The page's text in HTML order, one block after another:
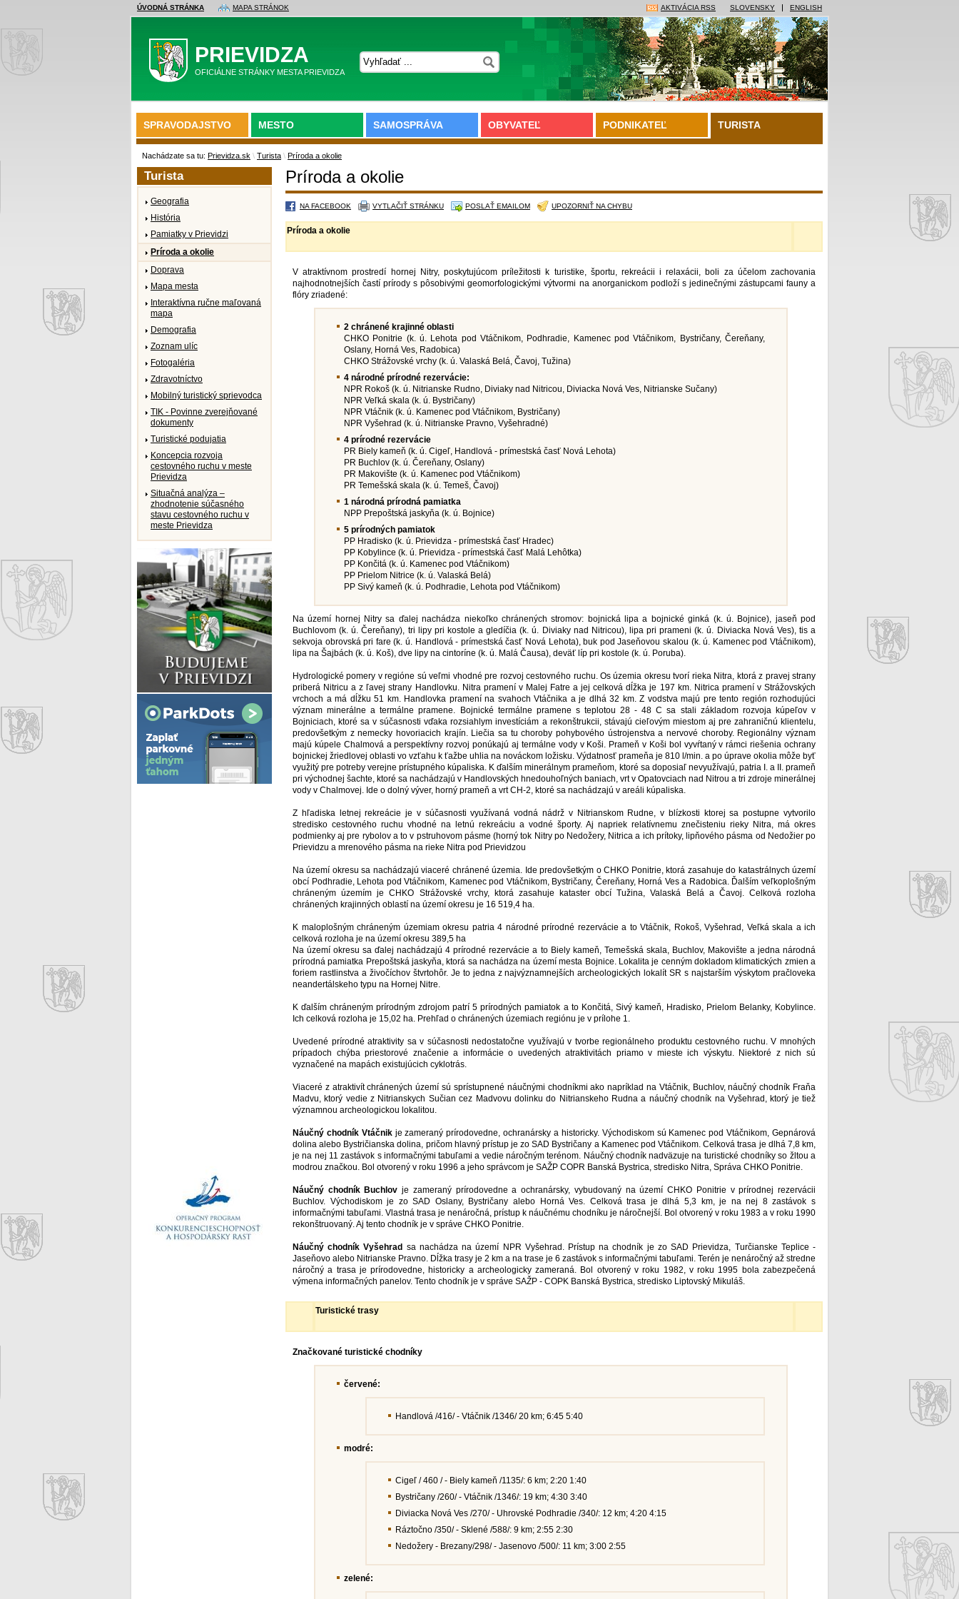
ÚVODNÁ STRÁNKA MAPA STRÁNOK SLOVENSKY ENGLISH
AKTIVÁCIA RSS
PRIEVIDZA
OFICIÁLNE STRÁNKY MESTA PRIEVIDZA
SPRAVODAJSTVO MESTO SAMOSPRÁVA OBYVATEĽ PODNIKATEĽ TURISTA
Nachádzate sa tu: Prievidza.sk \ Turista \ Príroda a okolie
Príroda a okolie
NA FACEBOOK VYTLAČIŤ STRÁNKU POSLAŤ EMAILOM UPOZORNIŤ NA CHYBU
Príroda a okolie
V atraktívnom prostredí hornej Nitry, poskytujúcom príležitosti k turistike, športu, rekreácii i relaxácii, boli za účelom zachovania
najhodnotnejších častí prírody s pôsobivými geomorfologickými výtvormi na anorganickom podloží s jedinečnými zástupcami fauny a
flóry zriadené:
2 chránené krajinné oblasti
CHKO Ponitrie (k. ú. Lehota pod Vtáčnikom, Podhradie, Kamenec pod Vtáčnikom, Bystričany, Čereňany,
Oslany, Horná Ves, Radobica)
CHKO Strážovské vrchy (k. ú. Valaská Belá, Čavoj, Tužina)
4 národné prírodné rezervácie:
NPR Rokoš (k. ú. Nitrianske Rudno, Diviaky nad Nitricou, Diviacka Nová Ves, Nitrianske Sučany)
NPR Veľká skala (k. ú. Bystričany)
NPR Vtáčnik (k. ú. Kamenec pod Vtáčnikom, Bystričany)
NPR Vyšehrad (k. ú. Nitrianske Pravno, Vyšehradné)
4 prírodné rezervácie
PR Biely kameň (k. ú. Cigeľ, Handlová - prímestská časť Nová Lehota)
PR Buchlov (k. ú. Čereňany, Oslany)
PR Makovište (k. ú. Kamenec pod Vtáčnikom)
PR Temešská skala (k. ú. Temeš, Čavoj)
1 národná prírodná pamiatka
NPP Prepoštská jaskyňa (k. ú. Bojnice)
5 prírodných pamiatok
PP Hradisko (k. ú. Prievidza - prímestská časť Hradec)
PP Kobylince (k. ú. Prievidza - prímestská časť Malá Lehôtka)
PP Končitá (k. ú. Kamenec pod Vtáčnikom)
PP Prielom Nitrice (k. ú. Valaská Belá)
PP Sivý kameň (k. ú. Podhradie, Lehota pod Vtáčnikom)
Na území hornej Nitry sa ďalej nachádza niekoľko chránených stromov: bojnická lipa a bojnické ginká (k. ú. Bojnice), jaseň pod
Buchlovom (k. ú. Čereňany), tri lipy pri kostole a gledíčia (k. ú. Diviaky nad Nitricou), lipa pri prameni (k. ú. Diviacka Nová Ves), tis a
sekvoja obrovská pri fare (k. ú. Handlová - prímestská časť Nová Lehota), buk pod Jaseňovou skalou (k. ú. Kamenec pod Vtáčnikom),
lipa na Šajbách (k. ú. Koš), dve lipy na cintoríne (k. ú. Malá Čausa), deväť líp pri kostole (k. ú. Poruba).
Hydrologické pomery v regióne sú veľmi vhodné pre rozvoj cestovného ruchu. Os územia okresu tvorí rieka Nitra, ktorá z pravej strany
priberá Nitricu a z ľavej strany Handlovku. Nitra pramení v Malej Fatre a jej celková dĺžka je 197 km. Nitrica pramení v Strážovských
vrchoch a má dĺžku 51 km. Handlovka pramení na svahoch Vtáčnika a je dlhá 32 km. Z vodstva majú pre tento región rozhodujúci
význam minerálne a termálne pramene. Bojnické termálne pramene s teplotou 28 - 48 C sa stali základom rozvoja kúpeľov v
Bojniciach, ktoré sa v súčasnosti vďaka rozsiahlym investíciám a rekonštrukcii, stávajú cieľovým miestom aj pre zahraničnú klientelu,
predovšetkým z nemecky hovoriacich krajín. Liečia sa tu choroby pohybového ústrojenstva a nervové choroby. Regionálny význam
majú kúpele Chalmová a perspektívny rozvoj ponúkajú aj termálne vody v Koši. Prameň v Koši bol vyvŕtaný v rámci riešenia ochrany
bojnickej žriedlovej oblasti vo vzťahu k ťažbe uhlia na nováckom ložisku. Výdatnosť prameňa je 810 l/min. a po úprave okolia môže byť
využitý pre potreby verejne prístupného kúpaliska. K ďalším minerálnym prameňom, ktoré sa doposiaľ nevyužívajú, patria I. a II. prameň
pri východnej šachte, ktoré sa nachádzajú v Handlovských hnedouhoľných baniach, vrt v Opatovciach nad Nitrou a tri zdroje minerálnej
vody v Chalmovej. Ide o dolný výver, horný prameň a vrt CH-2, ktoré sa nachádzajú v areáli kúpaliska.
Z hľadiska letnej rekreácie je v súčasnosti využívaná vodná nádrž v Nitrianskom Rudne, v blízkosti ktorej sa postupne vytvorilo
stredisko cestovného ruchu vhodné na letnú rekreáciu a vodné športy. Aj napriek relatívnemu znečisteniu rieky Nitra, má okres
podmienky aj pre rybolov a to v pstruhovom pásme (horný tok Nitry po Nedožery, Nitrica a ich prítoky, lipňového pásma od Nedožier po
Prievidzu a mrenového pásma na rieke Nitra pod Prievidzou
Na území okresu sa nachádzajú viaceré chránené územia. Ide predovšetkým o CHKO Ponitrie, ktorá zasahuje do katastrálnych území
obcí Podhradie, Lehota pod Vtáčnikom, Kamenec pod Vtáčnikom, Bystričany, Čereňany, Horná Ves a Radobica. Ďalším veľkoplošným
chráneným územím je CHKO Strážovské vrchy, ktorá zasahuje kataster obcí Tužina, Valaská Belá a Čavoj. Celková rozloha
chránených krajinných oblastí na území okresu je 16 519,4 ha.
K maloplošným chráneným územiam okresu patria 4 národné prírodné rezervácie a to Vtáčnik, Rokoš, Vyšehrad, Veľká skala a ich
celková rozloha je na území okresu 389,5 ha
Na území okresu sa ďalej nachádzajú 4 prírodné rezervácie a to Biely kameň, Temešská skala, Buchlov, Makovište a jedna národná
prírodná pamiatka Prepoštská jaskyňa, ktorá sa nachádza na území mesta Bojnice. Lokalita je cenným dokladom klimatických zmien a
foriem rastlinstva a živočíchov štvrtohôr. Je to jedna z najvýznamnejších archeologických lokalít SR s najstarším výskytom pračloveka
neandertálskeho typu na Hornej Nitre.
K ďalším chráneným prírodným zdrojom patrí 5 prírodných pamiatok a to Končitá, Sivý kameň, Hradisko, Prielom Belanky, Kobylince.
Ich celková rozloha je 15,02 ha. Prehľad o chránených územiach regiónu je v prílohe 1.
Uvedené prírodné atraktivity sa v súčasnosti nedostatočne využívajú v tvorbe regionálneho produktu cestovného ruchu. V mnohých
prípadoch chýba priestorové značenie a informácie o uvedených atraktivitách priamo v mieste ich výskytu. Niektoré z nich sú
vyznačené na mapách existujúcich cyklotrás.
Viaceré z atraktivít chránených území sú sprístupnené náučnými chodníkmi ako napríklad na Vtáčnik, Buchlov, náučný chodník Fraňa
Madvu, ktorý vedie z Nitrianskych Sučian cez Madvovu dolinku do Nitrianskeho Rudna a náučný chodník na Vyšehrad, ktorý je tiež
významnou archeologickou lokalitou.
Náučný chodník Vtáčnikje zameraný prírodovedne, ochranársky a historicky. Východiskom sú Kamenec pod Vtáčnikom, Gepnárová
dolina alebo Bystričianska dolina, pričom hlavný prístup je zo SAD Bystričany a Kamenec pod Vtáčnikom. Celková trasa je dlhá 7,8 km,
je na nej 11 zastávok s informačnými tabuľami a vedie náročným terénom. Náučný chodník nadväzuje na turistické chodníky so žltou a
modrou značkou. Bol otvorený v roku 1996 a jeho správcom je SAŽP COPR Banská Bystrica, stredisko Nitra, Správa CHKO Ponitrie.
Náučný chodník Buchlov je zameraný prírodovedne a ochranársky, vybudovaný na území CHKO Ponitrie v prírodnej rezervácii
Buchlov. Východiskom je zo SAD Oslany, Bystričany alebo Horná Ves. Celková trasa je dlhá 5,3 km, je na nej 8 zastávok s
informačnými tabuľami. Vlastná trasa je nenáročná, prístup k náučnému chodníku je náročnejší. Bol otvorený v roku 1983 a v roku 1990
rekonštruovaný. Aj tento chodník je v správe CHKO Ponitrie.
Náučný chodník Vyšehrad sa nachádza na území NPR Vyšehrad. Prístup na chodník je zo SAD Prievidza, Turčianske Teplice -
Jaseňovo alebo Nitrianske Pravno. Dĺžka trasy je 2 km a na trase je 6 zastávok s informačnými tabuľami. Terén je nenáročný až stredne
náročný a trasa je prírodovedne, historicky a archeologicky zameraná. Bol otvorený v roku 1982, v roku 1995 bola zabezpečená
výmena informačných panelov. Tento chodník je v správe SAŽP - COPK Banská Bystrica, stredisko Liptovský Mikuláš.
Turistické trasy
Značkované turistické chodníky
červené:
Handlová /416/ - Vtáčnik /1346/ 20 km; 6:45 5:40
modré:
Cigeľ / 460 / - Biely kameň /1135/: 6 km; 2:20 1:40
Bystričany /260/ - Vtáčnik /1346/: 19 km; 4:30 3:40
Diviacka Nová Ves /270/ - Uhrovské Podhradie /340/: 12 km; 4:20 4:15
Ráztočno /350/ - Sklené /588/: 9 km; 2:55 2:30
Nedožery - Brezany/298/ - Jasenovo /500/: 11 km; 3:00 2:55
zelené:
Turista
Geografia
História
Pamiatky v Prievidzi
Príroda a okolie
Doprava
Mapa mesta
Interaktívna ručne maľovaná
mapa
Demografia
Zoznam ulíc
Fotogaléria
Zdravotníctvo
Mobilný turistický sprievodca
TIK - Povinne zverejňované
dokumenty
Turistické podujatia
Koncepcia rozvoja
cestovného ruchu v meste
Prievidza
Situačná analýza –
zhodnotenie súčasného
stavu cestovného ruchu v
meste Prievidza